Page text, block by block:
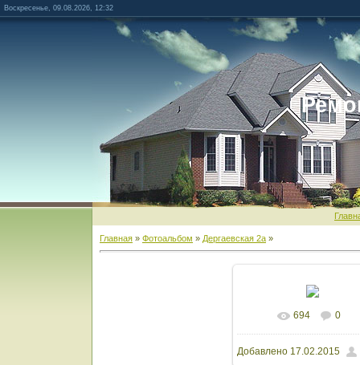
Воскресенье, 09.08.2026, 12:32
Главная » Фотоальбом » Дергаевская 2а »
В реальном
1600x1200/ 141.6Kb
694 0
Добавлено17.02.2015